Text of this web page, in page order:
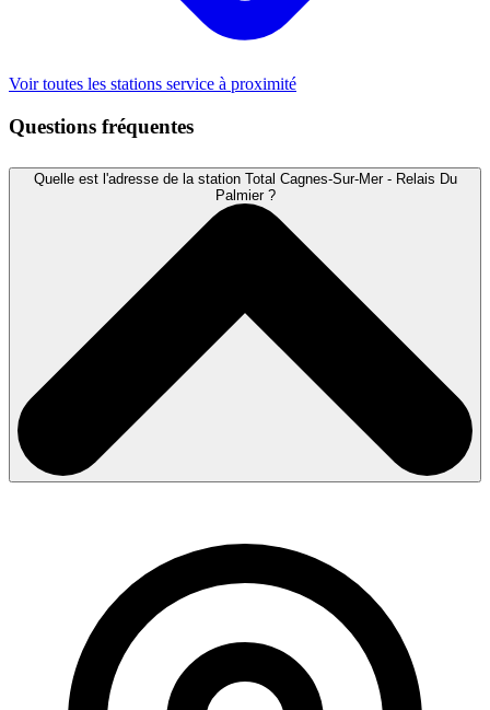
Voir toutes les stations service à proximité
Questions fréquentes
Quelle est l'adresse de la station Total Cagnes-Sur-Mer - Relais Du
Palmier ?